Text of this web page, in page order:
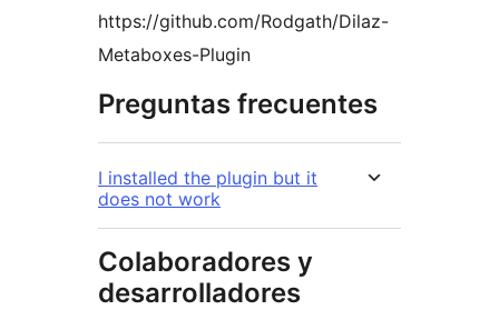
https://github.com/Rodgath/Dilaz-
Metaboxes-Plugin
Preguntas frecuentes
I installed the plugin but it
does not work
Colaboradores y
desarrolladores